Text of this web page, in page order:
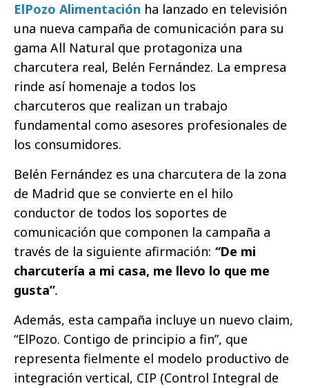
ElPozo Alimentación ha lanzado en televisión
una nueva campaña de comunicación para su
gama All Natural que protagoniza una
charcutera real, Belén Fernández. La empresa
rinde así homenaje a todos los
charcuteros que realizan un trabajo
fundamental como asesores profesionales de
los consumidores.
Belén Fernández es una charcutera de la zona
de Madrid que se convierte en el hilo
conductor de todos los soportes de
comunicación que componen la campaña a
través de la siguiente afirmación: “De mi
charcutería a mi casa, me llevo lo que me
gusta”.
Además, esta campaña incluye un nuevo claim,
“ElPozo. Contigo de principio a fin”, que
representa fielmente el modelo productivo de
integración vertical, CIP (Control Integral de